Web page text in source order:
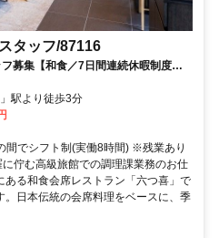
タッフ/87116
募集【和食／7日間連続休暇制度
羅」駅より徒歩3分
間でシフト制(実働8時間) ※残業あり
佇む高級旅館での調理課業務のお仕
ある和食会席レストラン「六つ喜」で
。日本伝統の会席料理をベースに、季